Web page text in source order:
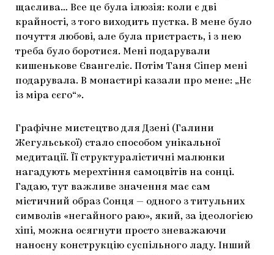
щаслива… Все це була ілюзія: коли є дві
крайності, з того виходить пустка. В мене було
почуття любові, але була пристрасть, і з нею
треба було боротися. Мені подарували
кишенькове Євангеліє. Потім Таня Сіпер мені
подарувала. В монастирі казали про мене: „Нє
із міра сєго“».
Графічне мистецтво для Дзені (Галини
Жегульської) стало способом унікальної
медитації. Її структуралістичні малюнки
нагадують мерехтіння самоцвітів на сонці.
Гадаю, тут важливе значення має сам
містичний образ Сонця — одного з титульних
символів «негайного раю», який, за ідеологією
хіпі, можна осягнути просто зневажаючи
наносну конструкцію суспільного ладу. Інший